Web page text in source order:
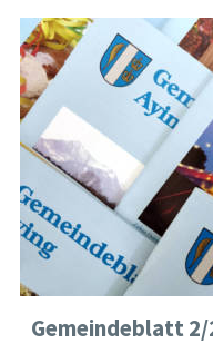
Gemeindeblatt